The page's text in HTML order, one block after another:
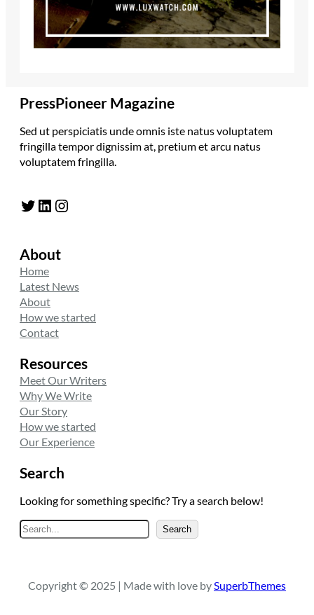
PressPioneer Magazine
Sed ut perspiciatis unde omnis iste natus voluptatem
fringilla tempor dignissim at, pretium et arcu natus
voluptatem fringilla.
Twitter LinkedIn Instagram
About
Home
Latest News
About
How we started
Contact
Resources
Meet Our Writers
Why We Write
Our Story
How we started
Our Experience
Search
Looking for something specific? Try a search below!
A
r
Search
Copyright © 2025 | Made with love bySuperbThemes